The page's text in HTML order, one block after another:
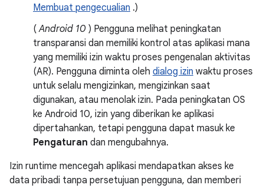
Membuat pengecualian .)
(Android 10 ) Pengguna melihat peningkatan
transparansi dan memiliki kontrol atas aplikasi mana
yang memiliki izin waktu proses pengenalan aktivitas
(AR). Pengguna diminta oleh dialog izin waktu proses
untuk selalu mengizinkan, mengizinkan saat
digunakan, atau menolak izin. Pada peningkatan OS
ke Android 10, izin yang diberikan ke aplikasi
dipertahankan, tetapi pengguna dapat masuk ke
Pengaturan dan mengubahnya.
Izin runtime mencegah aplikasi mendapatkan akses ke
data pribadi tanpa persetujuan pengguna, dan memberi